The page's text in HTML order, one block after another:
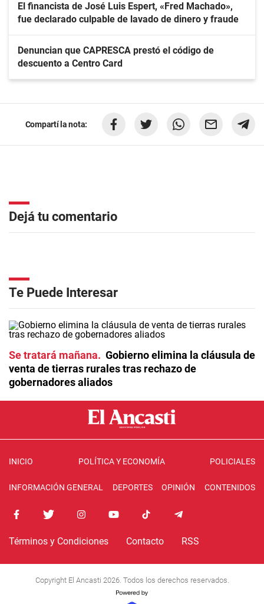
El financista de José Luis Espert, «Fred Machado»,
fue declarado culpable de lavado de dinero y fraude
Denuncian que CAPRESCA prestó el código de
descuento a Centro Card
Compartí la nota:
Dejá tu comentario
Te Puede Interesar
Se tratará mañana
Gobierno elimina la cláusula de
venta de tierras rurales tras rechazo de
gobernadores aliados
INICIO POLÍTICA Y ECONOMÍA POLICIALES
INFORMACIÓN GENERAL DEPORTES OPINIÓN CONTENIDOS
Términos y Condiciones Contacto RSS
Copyright El Ancasti 2026. Todos los derechos reservados.